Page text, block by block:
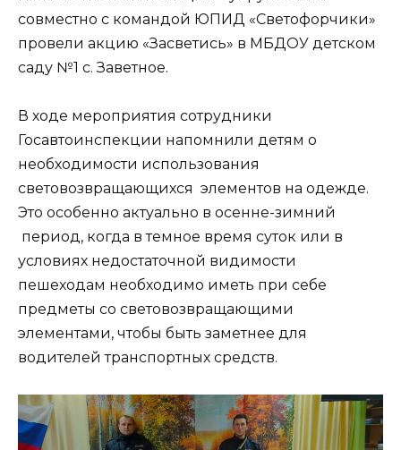
совместно с командой ЮПИД «Светофорчики»
провели акцию «Засветись» в МБДОУ детском
саду №1 с. Заветное.
В ходе мероприятия сотрудники
Госавтоинспекции напомнили детям о
необходимости использования
световозвращающихся элементов на одежде.
Это особенно актуально в осенне-зимний
период, когда в темное время суток или в
условиях недостаточной видимости
пешеходам необходимо иметь при себе
предметы со световозвращающими
элементами, чтобы быть заметнее для
водителей транспортных средств.